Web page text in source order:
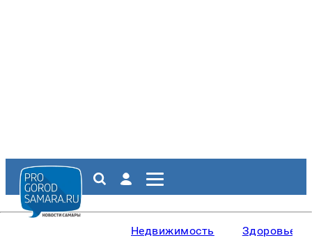
Недвижимость Здоровье